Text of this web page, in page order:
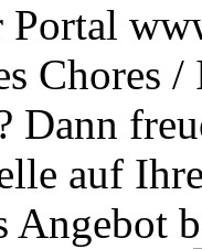
Portal
Chores
Dann
auf
Angebot